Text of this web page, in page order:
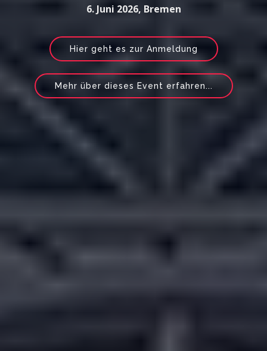
6. Juni 2026, Bremen
Hier geht es zur Anmeldung
Mehr über dieses Event erfahren...